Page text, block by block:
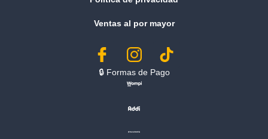
Ventas al por mayor
🔒︎ Formas de Pago